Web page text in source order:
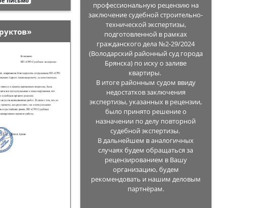
профессиональную рецензию на
заключение судебной строительно-
технической экспертизы,
подготовленной в рамках
гражданского дела №2-29/2024
(Володарский районный суд города
Брянска) по иску о заливе
квартиры.
В итоге районным судом ввиду
недостатков заключения
экспертизы, указанных в рецензии,
было принято решение о
назначении по делу повторной
судебной экспертизы.
В дальнейшем в аналогичных
случаях будем обращаться за
рецензированием в Вашу
организацию, будем
рекомендовать и нашим деловым
партнёрам.